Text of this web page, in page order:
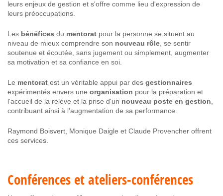
leurs enjeux de gestion et s'offre comme lieu d'expression de
leurs préoccupations.
Les bénéfices du mentorat pour la personne se situent au
niveau de mieux comprendre son nouveau rôle, se sentir
soutenue et écoutée, sans jugement ou simplement, augmenter
sa motivation et sa confiance en soi.
Le mentorat est un véritable appui par des gestionnaires
expérimentés envers une organisation pour la préparation et
l'accueil de la relève et la prise d'un nouveau poste en gestion,
contribuant ainsi à l’augmentation de sa performance.
Raymond Boisvert, Monique Daigle et Claude Provencher offrent
ces services.
Conférences et ateliers-conférences